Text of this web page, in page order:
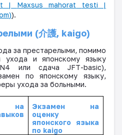
| Maxsus mahorat testi |
)).
(介護, kaigo)
за престарелыми, помимо
ухода и японскому языку
N4 или сдачаJFT-basic),
по японскому языку,
ухода за больными.
на
Экзамен на
оценку
японского языка
по kaigo